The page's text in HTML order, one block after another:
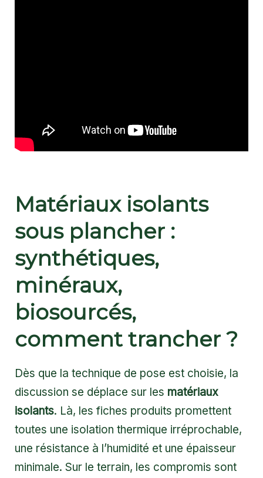
Matériaux isolants
sous plancher :
synthétiques,
minéraux,
biosourcés,
comment trancher ?
Dès que la technique de pose est choisie, la
discussion se déplace sur les matériaux
isolants. Là, les fiches produits promettent
toutes une isolation thermique irréprochable,
une résistance à l’humidité et une épaisseur
minimale. Sur le terrain, les compromis sont